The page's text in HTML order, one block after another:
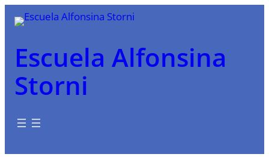
Saltar
Escuela Alfonsina
Storni